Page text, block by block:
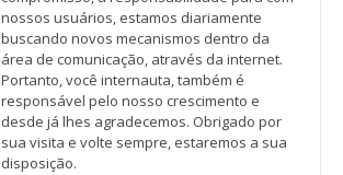
nossos usuários, estamos diariamente
buscando novos mecanismos dentro da
área de comunicação, através da internet.
Portanto, você internauta, também é
responsável pelo nosso crescimento e
desde já lhes agradecemos. Obrigado por
sua visita e volte sempre, estaremos a sua
disposição.